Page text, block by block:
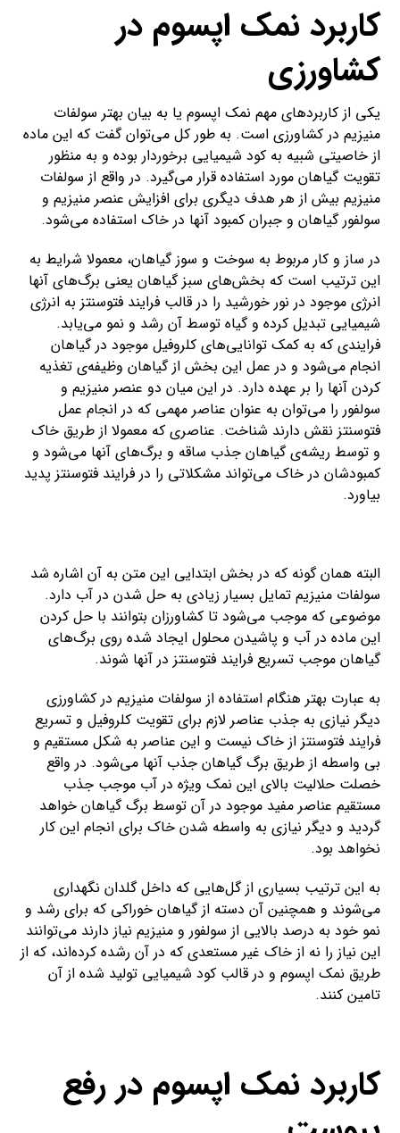
کاربرد نمک اپسوم در
کشاورزی
یکی از کاربردهای مهم نمک اپسوم یا به بیان بهتر سولفات
منیزیم در کشاورزی است. به طور کل می‌توان گفت که این ماده
از خاصیتی شبیه به کود شیمیایی برخوردار بوده و به منظور
تقویت گیاهان مورد استفاده قرار می‌گیرد. در واقع از سولفات
منیزیم بیش از هر هدف دیگری برای افزایش عنصر منیزیم و
سولفور گیاهان و جبران کمبود آنها در خاک استفاده می‌شود.
در ساز و کار مربوط به سوخت و سوز گیاهان، معمولا شرایط به
این ترتیب است که بخش‌های سبز گیاهان یعنی برگ‌های آنها
انرژی موجود در نور خورشید را در قالب فرایند فتوسنتز به انرژی
شیمیایی تبدیل کرده و گیاه توسط آن رشد و نمو می‌یابد.
فرایندی که به کمک توانایی‌های کلروفیل موجود در گیاهان
انجام می‌شود و در عمل این بخش از گیاهان وظیفه‌ی تغذیه‌
کردن آنها را بر عهده دارد. در این میان دو عنصر منیزیم و
سولفور را می‌توان به عنوان عناصر مهمی که در انجام عمل
فتوسنتز نقش دارند شناخت. عناصری که معمولا از طریق خاک
و توسط ریشه‌ی گیاهان جذب ساقه و برگ‌های آنها می‌شود و
کمبودشان در خاک می‌تواند مشکلاتی را در فرایند فتوسنتز پدید
بیاورد.
البته همان گونه که در بخش ابتدایی این متن به آن اشاره شد
سولفات منیزیم تمایل بسیار زیادی به حل شدن در آب دارد.
موضوعی که موجب می‌شود تا کشاورزان بتوانند با حل کردن
این ماده در آب و پاشیدن محلول ایجاد شده روی برگ‌های
گیاهان موجب تسریع فرایند فتوسنتز در آنها شوند.
به عبارت بهتر هنگام استفاده از سولفات منیزیم در کشاورزی
دیگر نیازی به جذب عناصر لازم برای تقویت کلروفیل و تسریع
فرایند فتوسنتز از خاک نیست و این عناصر به شکل مستقیم و
بی واسطه از طریق برگ گیاهان جذب آنها می‌شود. در واقع
خصلت حلالیت بالای این نمک ویژه در آب موجب جذب
مستقیم عناصر مفید موجود در آن توسط برگ گیاهان خواهد
گردید و دیگر نیازی به واسطه شدن خاک برای انجام این کار
نخواهد بود.
به این ترتیب بسیاری از گل‌هایی که داخل گلدان نگهداری
می‌شوند و همچنین آن دسته از گیاهان خوراکی که برای رشد و
نمو خود به درصد بالایی از سولفور و منیزیم نیاز دارند می‌توانند
این نیاز را نه از خاک غیر مستعدی که در آن رشده کرده‌اند، که از
طریق نمک اپسوم و در قالب کود شیمیایی تولید شده از آن
تامین کنند.
کاربرد نمک اپسوم در رفع